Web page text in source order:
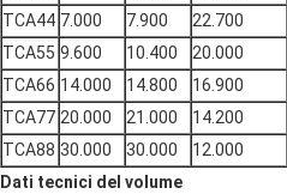
TCA44 7.000 7.900 22.700
TCA55 9.600 10.400 20.000
TCA66 14.000 14.800 16.900
TCA77 20.000 21.000 14.200
TCA88 30.000 30.000 12.000
Dati tecnici del volume